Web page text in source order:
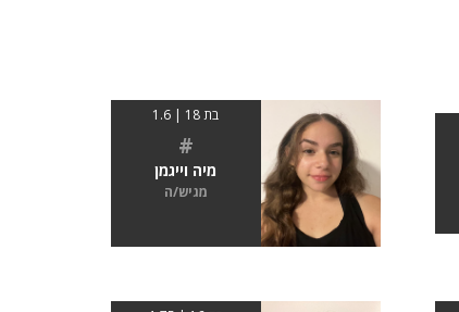
בת 18 | 1.6
#
מיה וייגמן
מגיש/ה